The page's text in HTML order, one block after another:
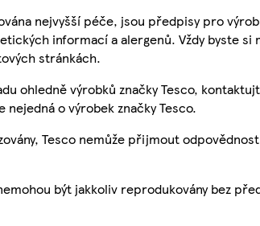
nejvyšší péče, jsou předpisy pro
informací a alergenů. Vždy byste
stránkách.
ohledně výrobků značky Tesco,
o výrobek značky Tesco.
Tesco nemůže přijmout
být jakkoliv reprodukovány bez